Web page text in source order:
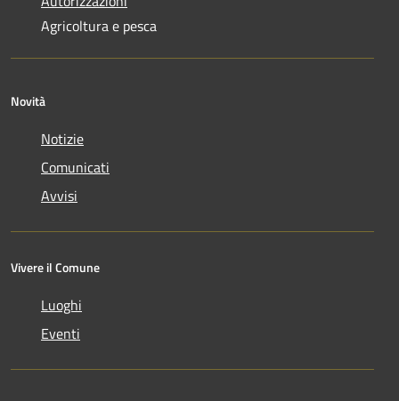
Agricoltura e pesca
Novità
Notizie
Comunicati
Avvisi
Vivere il Comune
Luoghi
Eventi